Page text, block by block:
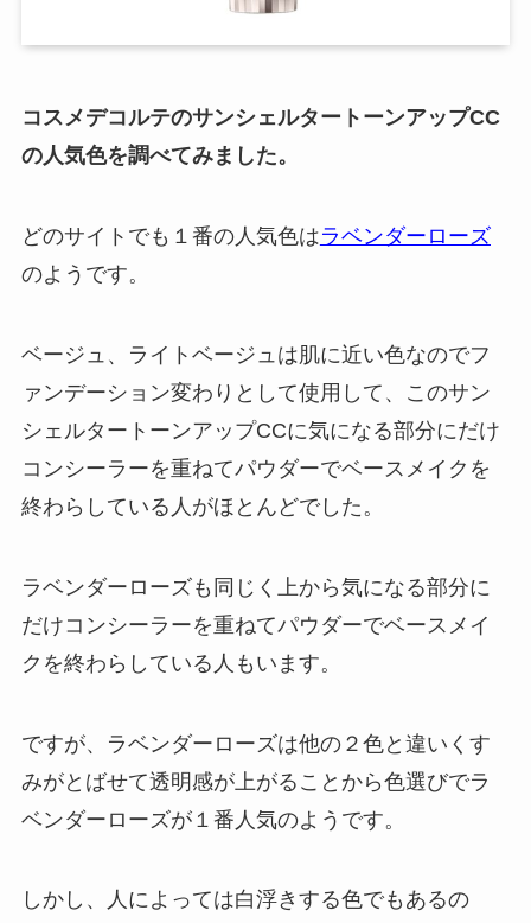
コスメデコルテのサンシェルタートーンアップCC
の人気色を調べてみました。
どのサイトでも１番の人気色はラベンダーローズ
のようです。
ベージュ、ライトベージュは肌に近い色なのでフ
ァンデーション変わりとして使用して、このサン
シェルタートーンアップCCに気になる部分にだけ
コンシーラーを重ねてパウダーでベースメイクを
終わらしている人がほとんどでした。
ラベンダーローズも同じく上から気になる部分に
だけコンシーラーを重ねてパウダーでベースメイ
クを終わらしている人もいます。
ですが、ラベンダーローズは他の２色と違いくす
みがとばせて透明感が上がることから色選びでラ
ベンダーローズが１番人気のようです。
しかし、人によっては白浮きする色でもあるの